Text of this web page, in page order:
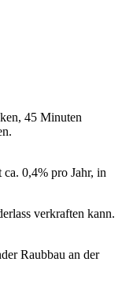
45 Minuten
0,4% pro Jahr, in
verkraften kann.
Raubbau an der